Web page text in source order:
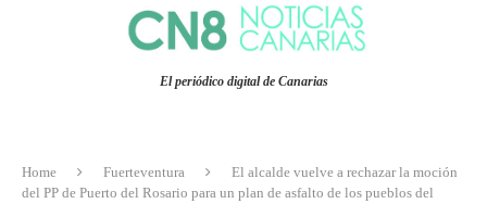
El periódico digital de Canarias
Home Fuerteventura
El alcalde vuelve a rechazar la moción
del PP de Puerto del Rosario para un plan de asfalto de los pueblos del